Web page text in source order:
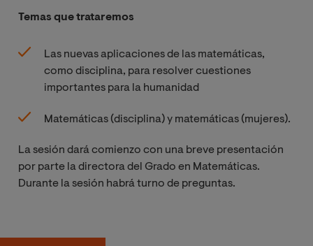
Temas que trataremos
Las nuevas aplicaciones de las matemáticas,
como disciplina, para resolver cuestiones
importantes para la humanidad
Matemáticas (disciplina) y matemáticas (mujeres).
La sesión dará comienzo con una breve presentación
por parte la directora del Grado en Matemáticas.
Durante la sesión habrá turno de preguntas.